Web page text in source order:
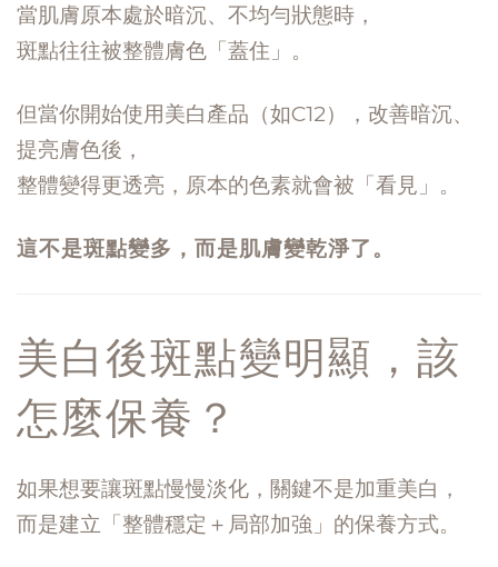
當肌膚原本處於暗沉、不均勻狀態時，
斑點往往被整體膚色「蓋住」。
但當你開始使用美白產品（如C12），改善暗沉、
提亮膚色後，
整體變得更透亮，原本的色素就會被「看見」。
這不是斑點變多，而是肌膚變乾淨了。
美白後斑點變明顯，該
怎麼保養？
如果想要讓斑點慢慢淡化，關鍵不是加重美白，
而是建立「整體穩定＋局部加強」的保養方式。